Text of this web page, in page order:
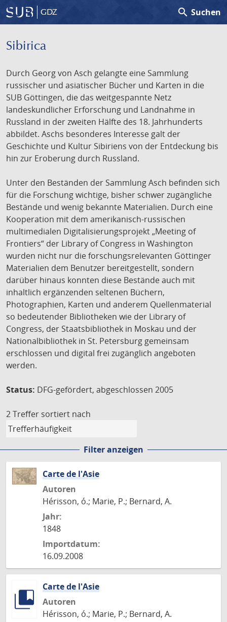
GDZ search Suchen
Sibirica
Durch Georg von Asch gelangte eine Sammlung
russischer und asiatischer Bücher und Karten in die
SUB Göttingen, die das weitgespannte Netz
landeskundlicher Erforschung und Landnahme in
Russland in der zweiten Hälfte des 18. Jahrhunderts
abbildet. Aschs besonderes Interesse galt der
Geschichte und Kultur Sibiriens von der Entdeckung bis
hin zur Eroberung durch Russland.
Unter den Beständen der Sammlung Asch befinden sich
für die Forschung wichtige, bisher schwer zugängliche
Bestände und wenig bekannte Materialien. Durch eine
Kooperation mit dem amerikanisch-russischen
multimedialen Digitalisierungsprojekt „Meeting of
Frontiers“ der Library of Congress in Washington
wurden nicht nur die forschungsrelevanten Göttinger
Materialien dem Benutzer bereitgestellt, sondern
darüber hinaus konnten diese Bestände auch mit
inhaltlich ergänzenden seltenen Büchern,
Photographien, Karten und anderem Quellenmaterial
so bedeutender Bibliotheken wie der Library of
Congress, der Staatsbibliothek in Moskau und der
Nationalbibliothek in St. Petersburg gemeinsam
erschlossen und digital frei zugänglich angeboten
werden.
Status: DFG-gefördert, abgeschlossen 2005
2 Treffer sortiert nach
Filter anzeigen
Carte de l'Asie
Autoren
Hérisson, ó.; Marie, P.; Bernard, A.
Jahr:
1848
Importdatum:
16.09.2008
Carte de l'Asie
Autoren
Hérisson, ó.; Marie, P.; Bernard, A.